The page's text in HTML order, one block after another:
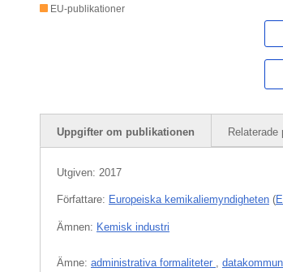
EU-publikationer
Uppgifter om publikationen Relaterade
Utgiven: 2017
Författare: Europeiska kemikaliemyndigheten (
Ämnen: Kemisk industri
Ämne: administrativa formaliteter ,